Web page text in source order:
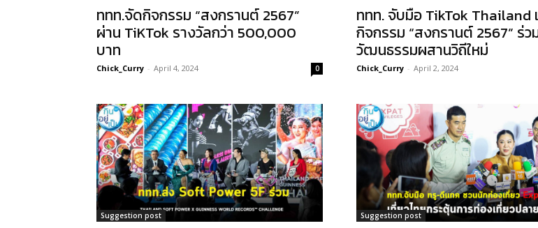
ททท.จัดกิจกรรม “สงกรานต์ 2567”
ผ่าน TiKTok รางวัลกว่า 500,000
บาท
Chick_Curry - April 4, 2024 0
ททท. จับมือ TikTok Thailand
กิจกรรม “สงกรานต์ 2567” ร่
วัฒนธรรมผสานวิถีใหม่
Chick_Curry - April 2, 2024
Suggestion post Suggestion post